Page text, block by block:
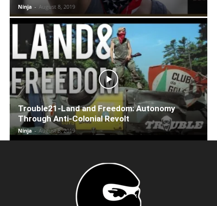
Ninja - August 8, 2019
Trouble21-Land and Freedom: Autonomy
Through Anti-Colonial Revolt
Ninja - August 8, 2019